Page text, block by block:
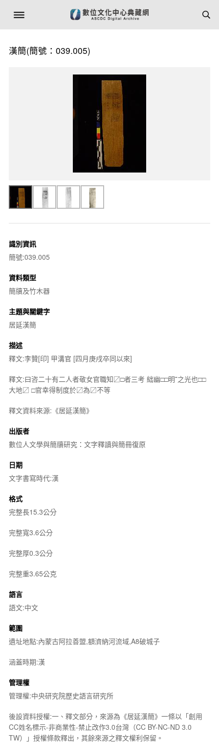
漢簡(簡號：039.005)
識別資訊
簡號:039.005
資料類型
簡牘及竹木器
主題與關鍵字
居延漢簡
描述
釋文:李贊[印] 甲溝官 [四月庚戌卒同以來]
釋文:曰咨二十有二人者敬女官職知〼□者三考 絀幽□□明˭之光也□□
大地〼 □官幸得制度於〼為〼不等
釋文資料來源:《居延漢簡》
出版者
數位人文學與簡牘研究：文字釋讀與簡冊復原
日期
文字書寫時代:漢
格式
完整長15.3公分
完整寬3.6公分
完整厚0.3公分
完整重3.65公克
語言
語文:中文
範圍
遺址地點:內蒙古阿拉善盟,額濟納河流域,A8破城子
涵蓋時期:漢
管理權
管理權:中央研究院歷史語言研究所
後設資料授權:一、釋文部分，來源為《居延漢簡》一條以「創用
CC姓名標示-非商業性-禁止改作3.0台灣（CC BY-NC-ND 3.0
TW）」授權條款釋出，其餘來源之釋文權利保留。